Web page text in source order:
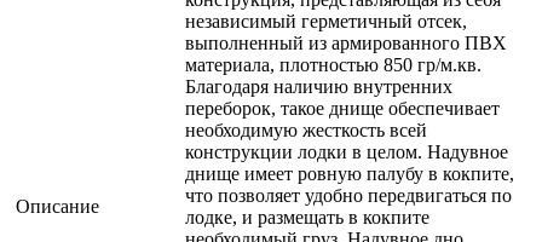
Описание
независимый герметичный отсек,
выполненный из армированного ПВХ
материала, плотностью 850 гр/м.кв.
Благодаря наличию внутренних
переборок, такое днище обеспечивает
необходимую жесткость всей
конструкции лодки в целом. Надувное
днище имеет ровную палубу в кокпите,
что позволяет удобно передвигаться по
лодке, и размещать в кокпите